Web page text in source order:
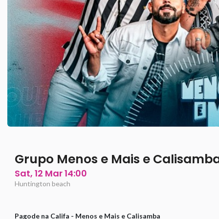
Grupo Menos e Mais e
Sat, 12 Mar 14:00
Huntington beach
Pagode na Califa - Menos e Mais e Calisamba